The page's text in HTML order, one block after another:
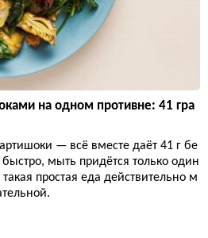
на одном противне: 41 гра
— всё вместе даёт 41 г бе
мыть придётся только один
простая еда действительно м